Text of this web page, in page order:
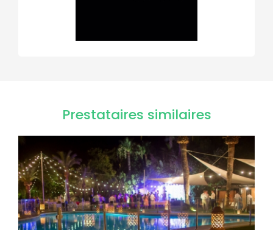
Prestataires similaires